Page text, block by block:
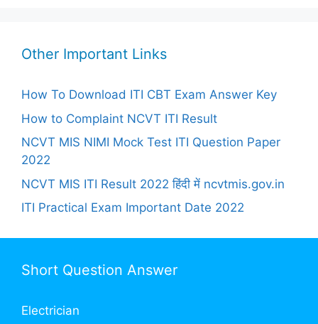
Other Important Links
How To Download ITI CBT Exam Answer Key
How to Complaint NCVT ITI Result
NCVT MIS NIMI Mock Test ITI Question Paper
2022
NCVT MIS ITI Result 2022 हिंदी में ncvtmis.gov.in
ITI Practical Exam Important Date 2022
Short Question Answer
Electrician